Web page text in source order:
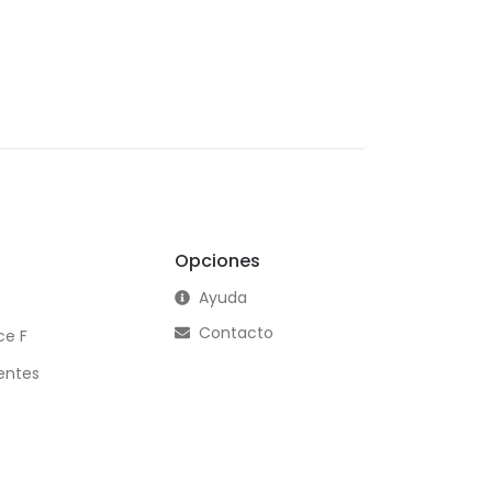
F
Opciones
Ayuda
Contacto